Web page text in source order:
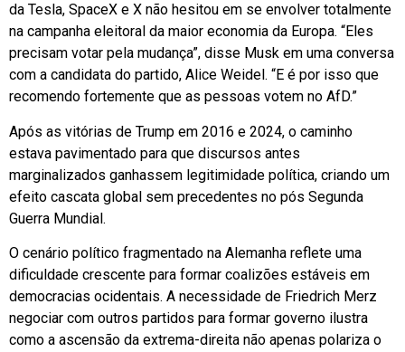
da Tesla, SpaceX e X não hesitou em se envolver totalmente
na campanha eleitoral da maior economia da Europa. “Eles
precisam votar pela mudança”, disse Musk em uma conversa
com a candidata do partido, Alice Weidel. “E é por isso que
recomendo fortemente que as pessoas votem no AfD.”
Após as vitórias de Trump em 2016 e 2024, o caminho
estava pavimentado para que discursos antes
marginalizados ganhassem legitimidade política, criando um
efeito cascata global sem precedentes no pós Segunda
Guerra Mundial.
O cenário político fragmentado na Alemanha reflete uma
dificuldade crescente para formar coalizões estáveis em
democracias ocidentais. A necessidade de Friedrich Merz
negociar com outros partidos para formar governo ilustra
como a ascensão da extrema-direita não apenas polariza o